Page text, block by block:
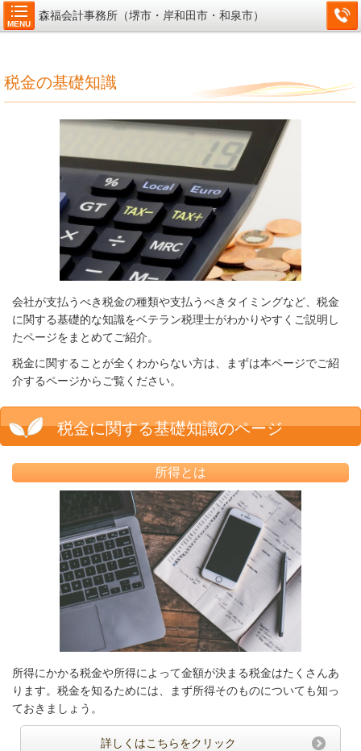
MENU
森福会計事務所（堺市・岸和田市・和泉市）
税金の基礎知識
会社が支払うべき税金の種類や支払うべきタイミングなど、税金
に関する基礎的な知識をベテラン税理士がわかりやすくご説明し
たページをまとめてご紹介。
税金に関することが全くわからない方は、まずは本ページでご紹
介するページからご覧ください。
税金に関する基礎知識のページ
所得とは
所得にかかる税金や所得によって金額が決まる税金はたくさんあ
ります。税金を知るためには、まず所得そのものについても知っ
ておきましょう。
詳しくはこちらをクリック